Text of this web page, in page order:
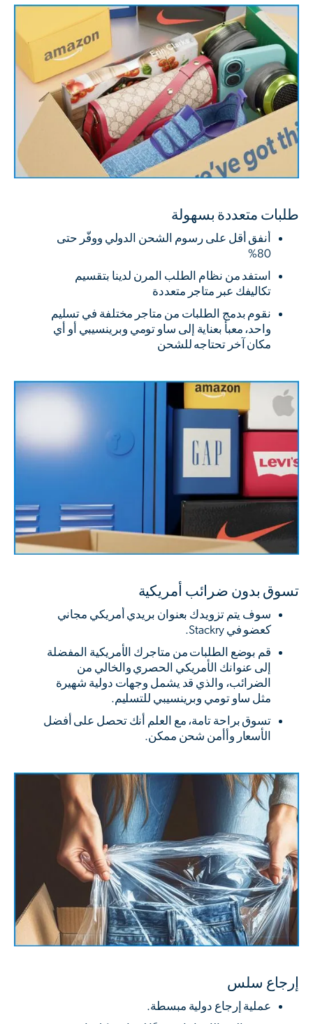
طلبات متعددة بسهولة
أنفق أقل على رسوم الشحن الدولي ووفّر حتى
80%
استفد من نظام الطلب المرن لدينا بتقسيم
تكاليفك عبر متاجر متعددة
نقوم بدمج الطلبات من متاجر مختلفة في تسليم
واحد، معبأ بعناية إلى ساو تومي وبرينسيبي أو أي
مكان آخر تحتاجه للشحن
تسوق بدون ضرائب أمريكية
سوف يتم تزويدك بعنوان بريدي أمريكي مجاني
كعضو في Stackry.
قم بوضع الطلبات من متاجرك الأمريكية المفضلة
إلى عنوانك الأمريكي الحصري والخالي من
الضرائب، والذي قد يشمل وجهات دولية شهيرة
مثل ساو تومي وبرينسيبي للتسليم.
تسوق براحة تامة، مع العلم أنك تحصل على أفضل
الأسعار وأأمن شحن ممكن.
إرجاع سلس
عملية إرجاع دولية مبسطة.